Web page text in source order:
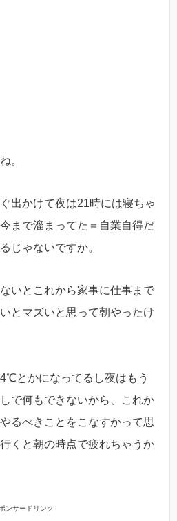
。
出かけて夜は21時には寝ちゃ
まで溜まってた＝自業自得だ
じゃないですか。
いとこれから家事に仕事まで
とマズいと思って朝やったけ
とかになってるし夜はもう
で何もできないから、これか
るべきことをこなすかって思
くと朝の時点で疲れちゃうか
ンサードリンク